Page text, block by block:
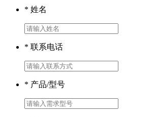
* 姓名
* 联系电话
* 产品/型号